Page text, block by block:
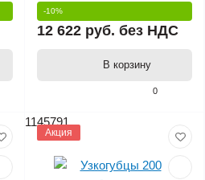
0
-10%
12 622 руб. без НДС
В корзину
1145791
Акция